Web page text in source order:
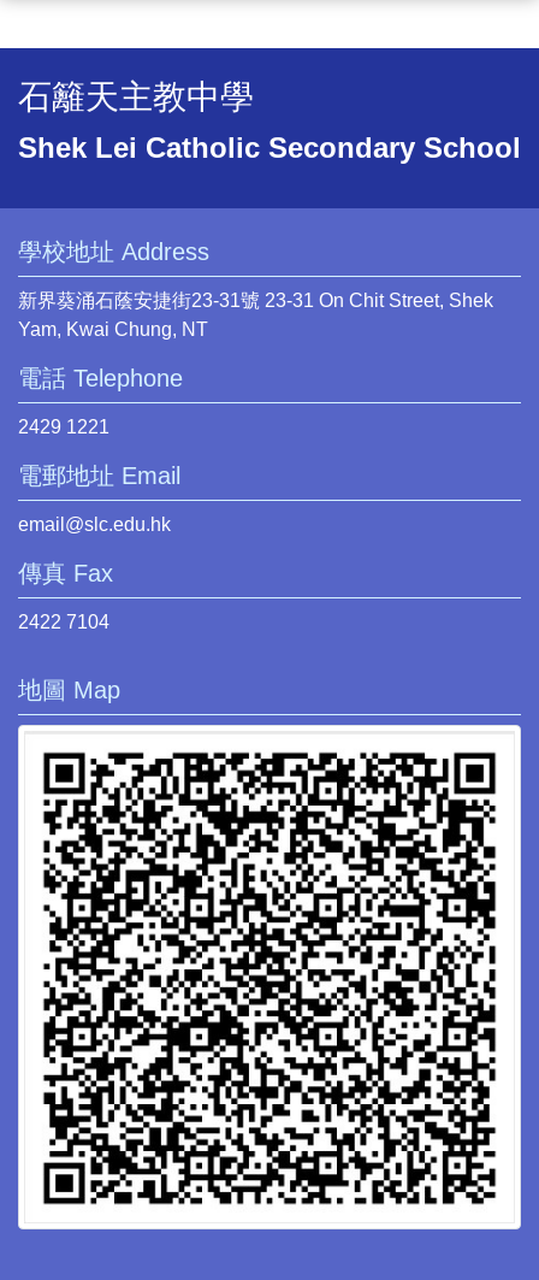
石籬天主教中學
Shek Lei Catholic Secondary School
學校地址 Address
新界葵涌石蔭安捷街23-31號 23-31 On Chit Street, Shek
Yam, Kwai Chung, NT
電話 Telephone
2429 1221
電郵地址 Email
email@slc.edu.hk
傳真 Fax
2422 7104
地圖 Map